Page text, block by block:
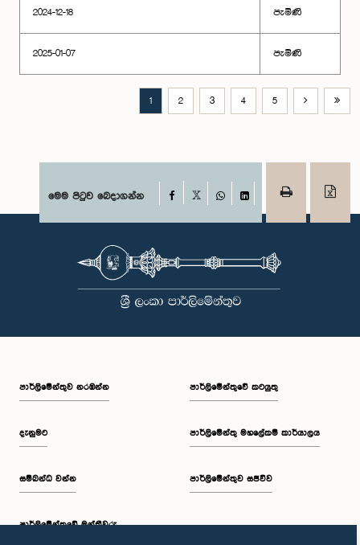
2024-12-18 පැමිණි
2025-01-07 පැමිණි
1 2 3 4 5
මෙම පිටුව බෙදාගන්න Facebook
WhatsAppLinkedIn
පාර්ලි‌මේන්තුව නරඹන්න
දැනුමට
සම්බන්ධ වන්න
පාර්ලි‌මේන්තුවේ මන්ත්‍රීවරු
පාර්ලිමේන්තුවේ කටයුතු
පාර්ලිමේන්තු මහලේකම් කාර්යාලය
පාර්ලිමේන්තුව සජීවීව